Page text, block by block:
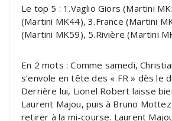
Le top 5 : 1.Vaglio Giors (Martini
(Martini MK44), 3.France (Martini
(Martini MK59), 5.Rivière (Martini
En 2 mots : Comme samedi,
s’envole en tête des « FR » dès le
Derrière lui, Lionel Robert laisse
Laurent Majou, puis à Bruno
retirer à la mi-course. Laurent